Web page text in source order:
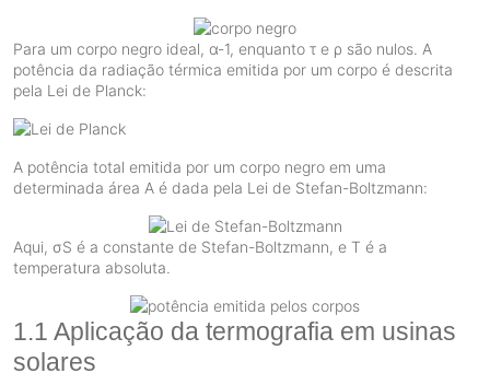
Para um corpo negro ideal, α-1, enquanto τ e ρ são nulos. A
potência da radiação térmica emitida por um corpo é descrita
pela Lei de Planck:
A potência total emitida por um corpo negro em uma
determinada área A é dada pela Lei de Stefan-Boltzmann:
Aqui, σS é a constante de Stefan-Boltzmann, e T é a
temperatura absoluta.
1.1 Aplicação da termografia em usinas
solares